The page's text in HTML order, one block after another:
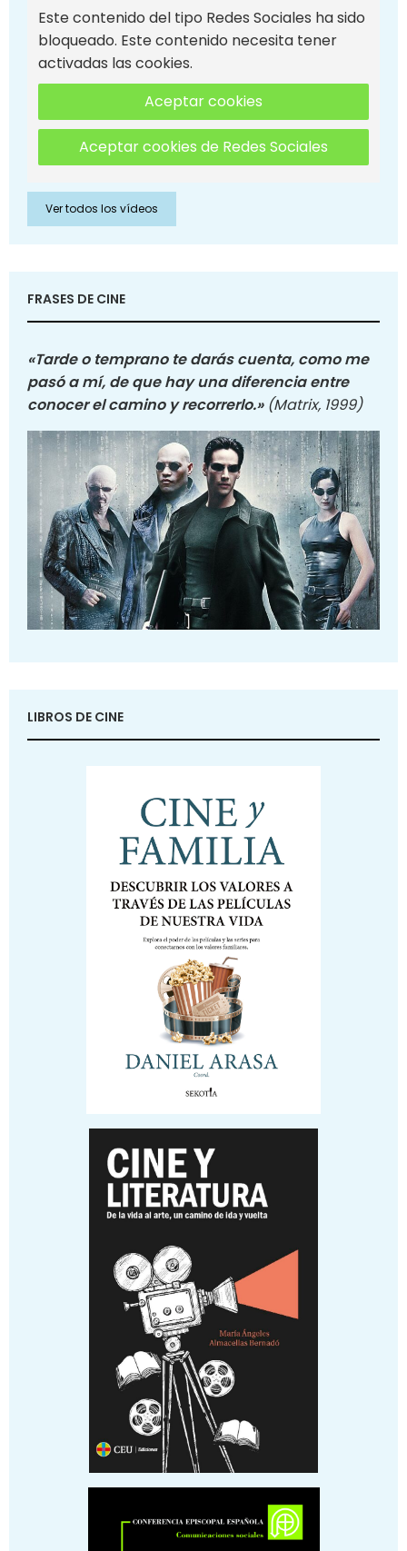
Este contenido del tipo Redes Sociales ha sido
bloqueado. Este contenido necesita tener
activadas las cookies.
Aceptar cookies
Aceptar cookies de Redes Sociales
Ver todos los vídeos
FRASES DE CINE
«Tarde o temprano te darás cuenta, como me
pasó a mí, de que hay una diferencia entre
conocer el camino y recorrerlo.» (Matrix, 1999)
LIBROS DE CINE